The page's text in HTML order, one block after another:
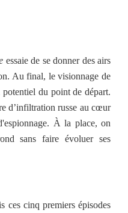
essaie de se donner des airs
Au final, le visionnage de
potentiel du point de départ.
d’infiltration russe au cœur
À la place, on
sans faire évoluer ses
ces cinq premiers épisodes